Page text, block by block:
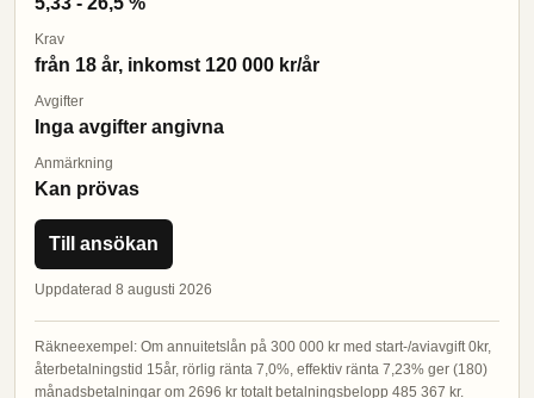
Krav
från 18 år, inkomst 120 000 kr/år
Avgifter
Inga avgifter angivna
Anmärkning
Kan prövas
Till ansökan
Uppdaterad 8 augusti 2026
Räkneexempel: Om annuitetslån på 300 000 kr med start-/aviavgift 0kr,
återbetalningstid 15år, rörlig ränta 7,0%, effektiv ränta 7,23% ger (180)
månadsbetalningar om 2696 kr totalt betalningsbelopp 485 367 kr.